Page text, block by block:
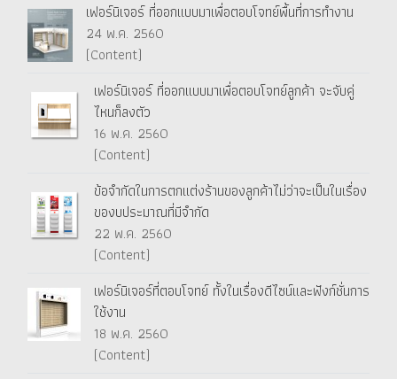
เฟอร์นิเจอร์ ที่ออกแบบมาเพื่อตอบโจทย์พื้นที่การทำงาน
24 พ.ค. 2560
(Content)
เฟอร์นิเจอร์ ที่ออกแบบมาเพื่อตอบโจทย์ลูกค้า จะจับคู่
ไหนก็ลงตัว
16 พ.ค. 2560
(Content)
ข้อจำกัดในการตกแต่งร้านของลูกค้าไม่ว่าจะเป็นในเรื่อง
ของบประมาณที่มีจำกัด
22 พ.ค. 2560
(Content)
เฟอร์นิเจอร์ที่ตอบโจทย์ ทั้งในเรื่องดีไซน์และฟังก์ชั่นการ
ใช้งาน
18 พ.ค. 2560
(Content)